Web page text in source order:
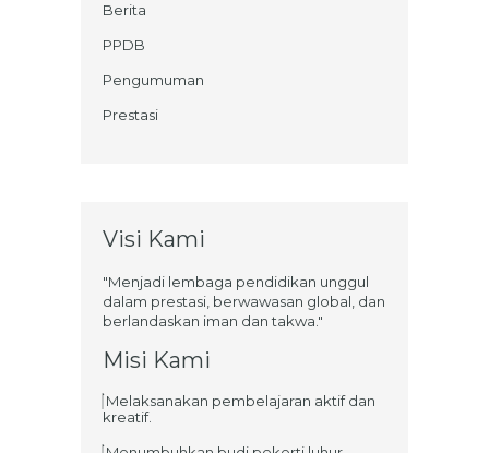
Berita
PPDB
Pengumuman
Prestasi
Visi Kami
"Menjadi lembaga pendidikan unggul
dalam prestasi, berwawasan global, dan
berlandaskan iman dan takwa."
Misi Kami
Melaksanakan pembelajaran aktif dan
kreatif.